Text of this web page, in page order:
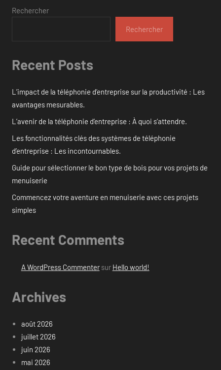
Rechercher
Rechercher
Recent Posts
L’impact de la téléphonie d’entreprise sur la productivité : Les
avantages mesurables.
L’avenir de la téléphonie d’entreprise : À quoi s’attendre.
Les fonctionnalités clés des systèmes de téléphonie
d’entreprise : Les incontournables.
Guide pour sélectionner le bon type de bois pour vos projets de
menuiserie
Commencez votre aventure en menuiserie avec ces projets
simples
Recent Comments
A WordPress Commentersur Hello world!
Archives
août 2026
juillet 2026
juin 2026
mai 2026